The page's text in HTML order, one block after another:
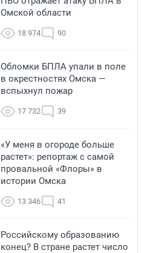
Омской области
18 974 90
Обломки БПЛА упали в поле
в окрестностях Омска —
вспыхнул пожар
17 732 39
«У меня в огороде больше
растет»: репортаж с самой
провальной «Флоры» в
истории Омска
13 346 41
Российскому образованию
конец? В стране растет число